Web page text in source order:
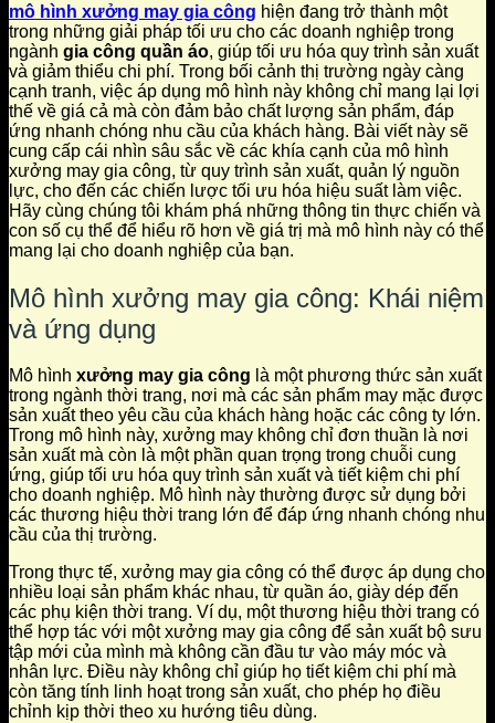
mô hình xưởng may gia công hiện đang trở thành một
trong những giải pháp tối ưu cho các doanh nghiệp trong
ngành gia công quần áo, giúp tối ưu hóa quy trình sản xuất
và giảm thiểu chi phí. Trong bối cảnh thị trường ngày càng
cạnh tranh, việc áp dụng mô hình này không chỉ mang lại lợi
thế về giá cả mà còn đảm bảo chất lượng sản phẩm, đáp
ứng nhanh chóng nhu cầu của khách hàng. Bài viết này sẽ
cung cấp cái nhìn sâu sắc về các khía cạnh của mô hình
xưởng may gia công, từ quy trình sản xuất, quản lý nguồn
lực, cho đến các chiến lược tối ưu hóa hiệu suất làm việc.
Hãy cùng chúng tôi khám phá những thông tin thực chiến và
con số cụ thể để hiểu rõ hơn về giá trị mà mô hình này có thể
mang lại cho doanh nghiệp của bạn.
Mô hình xưởng may gia công: Khái niệm
và ứng dụng
Mô hình xưởng may gia công là một phương thức sản xuất
trong ngành thời trang, nơi mà các sản phẩm may mặc được
sản xuất theo yêu cầu của khách hàng hoặc các công ty lớn.
Trong mô hình này, xưởng may không chỉ đơn thuần là nơi
sản xuất mà còn là một phần quan trọng trong chuỗi cung
ứng, giúp tối ưu hóa quy trình sản xuất và tiết kiệm chi phí
cho doanh nghiệp. Mô hình này thường được sử dụng bởi
các thương hiệu thời trang lớn để đáp ứng nhanh chóng nhu
cầu của thị trường.
Trong thực tế, xưởng may gia công có thể được áp dụng cho
nhiều loại sản phẩm khác nhau, từ quần áo, giày dép đến
các phụ kiện thời trang. Ví dụ, một thương hiệu thời trang có
thể hợp tác với một xưởng may gia công để sản xuất bộ sưu
tập mới của mình mà không cần đầu tư vào máy móc và
nhân lực. Điều này không chỉ giúp họ tiết kiệm chi phí mà
còn tăng tính linh hoạt trong sản xuất, cho phép họ điều
chỉnh kịp thời theo xu hướng tiêu dùng.